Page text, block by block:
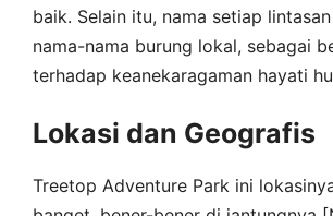
baik. Selain itu, nama setiap
nama-nama burung lokal, sebagai
terhadap keanekaragaman hayati
Lokasi dan Geografis
Treetop Adventure Park ini